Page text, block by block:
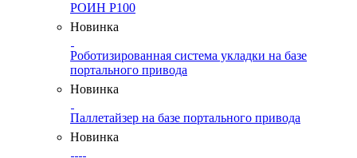
РОИН Р100
Новинка
Роботизированная система укладки на базе
портального привода
Новинка
Паллетайзер на базе портального привода
Новинка